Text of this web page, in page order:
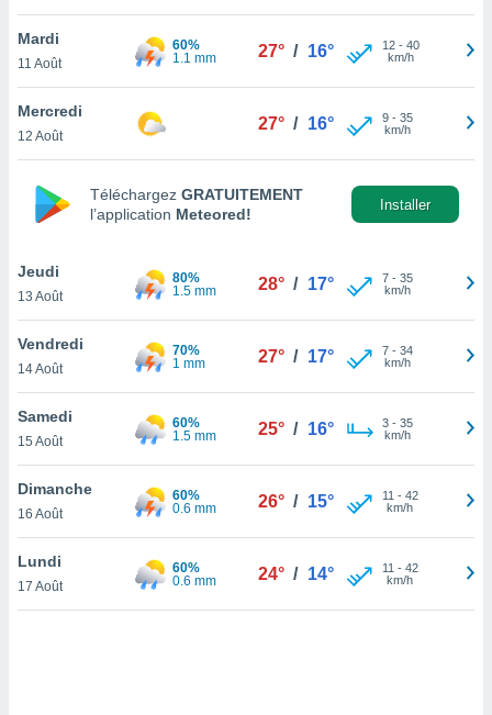
le
ainsi
un
votre
à
en
le
de
web.
Mardi
11 Août
60%
1.1 mm
27° / 16° 12- 40
km/h
Mercredi
12 Août
27° / 16° 9- 35
km/h
Téléchargez GRATUITEMENT
l’application Meteored!
Installer
Jeudi
13 Août
80%
1.5 mm
28° / 17° 7- 35
km/h
Vendredi
14 Août
70%
1 mm
27° / 17° 7- 34
km/h
Samedi
15 Août
60%
1.5 mm
25° / 16° 3- 35
km/h
Dimanche
16 Août
60%
0.6 mm
26° / 15° 11 - 42
km/h
Lundi
17 Août
60%
0.6 mm
24° / 14° 11 - 42
km/h